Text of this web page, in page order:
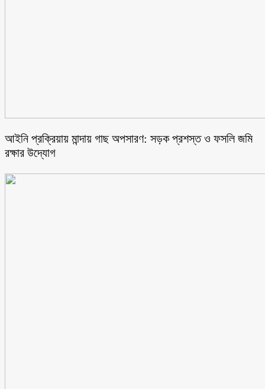
আইনি প্রক্রিয়ায় মান্দায় গাছ অপসারণ: সড়ক প্রশস্ত ও ফসলি জমি
রক্ষার উদ্যোগ